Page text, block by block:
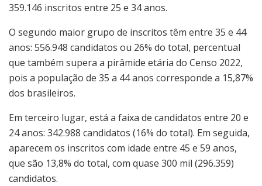
359.146 inscritos entre 25 e 34 anos.
O segundo maior grupo de inscritos têm entre 35 e 44
anos: 556.948 candidatos ou 26% do total, percentual
que também supera a pirâmide etária do Censo 2022,
pois a população de 35 a 44 anos corresponde a 15,87%
dos brasileiros.
Em terceiro lugar, está a faixa de candidatos entre 20 e
24 anos: 342.988 candidatos (16% do total). Em seguida,
aparecem os inscritos com idade entre 45 e 59 anos,
que são 13,8% do total, com quase 300 mil (296.359)
candidatos.